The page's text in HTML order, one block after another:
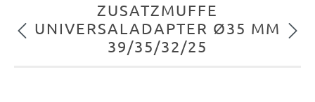
Vorheriges
ZUSATZMUFFE
UNIVERSALADAPTER Ø35 MM
39/35/32/25